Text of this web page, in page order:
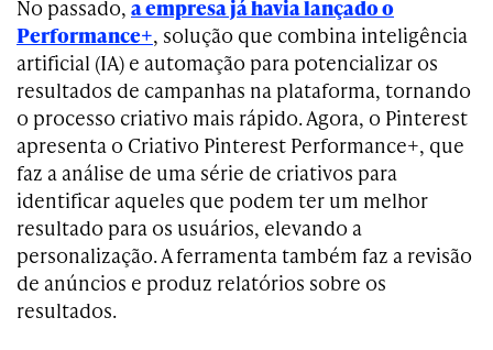
No passado, a empresa já havia lançado o
Performance+, solução que combina inteligência
artificial (IA) e automação para potencializar os
resultados de campanhas na plataforma, tornando
o processo criativo mais rápido. Agora, o Pinterest
apresenta o Criativo Pinterest Performance+, que
faz a análise de uma série de criativos para
identificar aqueles que podem ter um melhor
resultado para os usuários, elevando a
personalização. A ferramenta também faz a revisão
de anúncios e produz relatórios sobre os
resultados.